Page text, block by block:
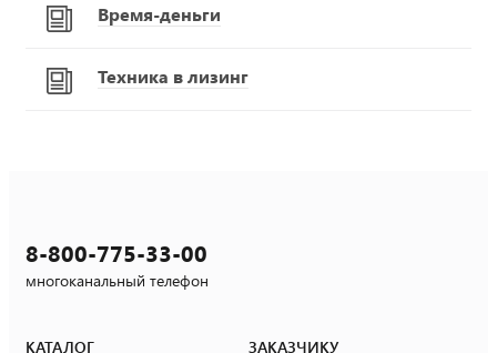
Время-деньги
Техника в лизинг
8-800-775-33-00
многоканальный телефон
КАТАЛОГ ЗАКАЗЧИКУ